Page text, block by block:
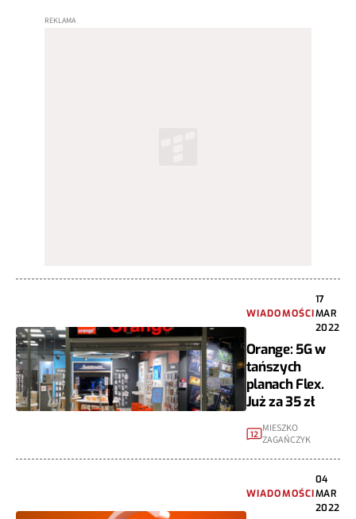
WIADOMOŚCI
17
MAR
2022
Orange: 5G w
tańszych
planach Flex.
Już za 35 zł
12 MIESZKO
ZAGAŃCZYK
WIADOMOŚCI
04
MAR
2022